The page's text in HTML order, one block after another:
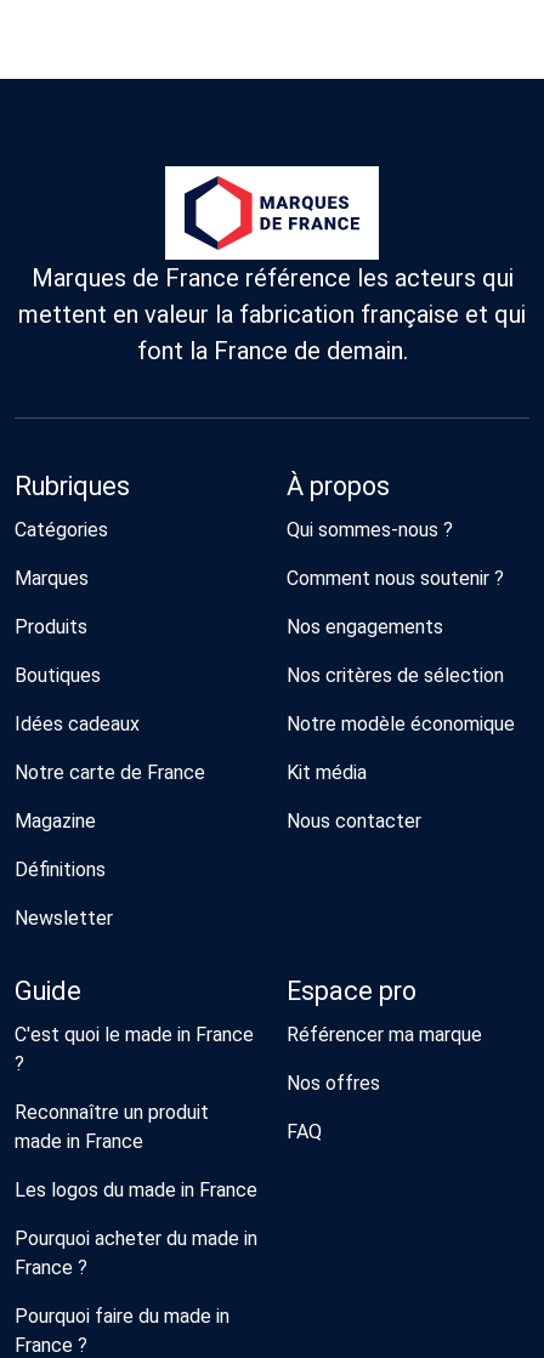
Marques de France référence les acteurs qui
mettent en valeur la fabrication française et qui
font la France de demain.
Rubriques
Catégories
Marques
Produits
Boutiques
Idées cadeaux
Notre carte de France
Magazine
Définitions
Newsletter
À propos
Qui sommes-nous ?
Comment nous soutenir ?
Nos engagements
Nos critères de sélection
Notre modèle économique
Kit média
Nous contacter
Guide
C'est quoi le made in France
?
Reconnaître un produit
made in France
Les logos du made in France
Pourquoi acheter du made in
France ?
Pourquoi faire du made in
France ?
Espace pro
Référencer ma marque
Nos offres
FAQ